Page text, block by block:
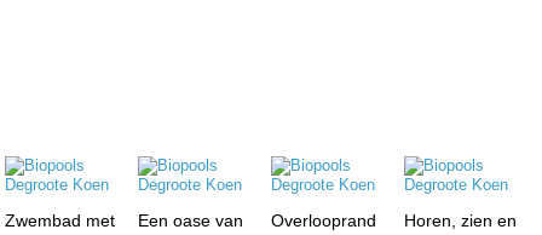
Zwembad met
Een oase van
Overlooprand
Horen, zien en